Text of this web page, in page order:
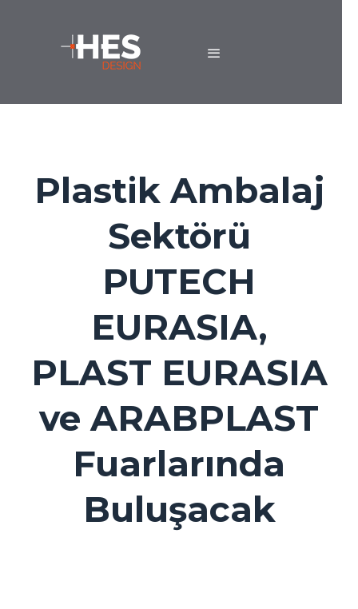
Plastik Ambalaj
Sektörü
PUTECH
EURASIA,
PLAST EURASIA
ve ARABPLAST
Fuarlarında
Buluşacak